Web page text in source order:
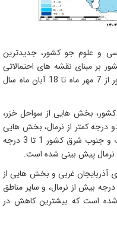
و علوم جو کشور، جدیدترین
بر مبنای نقشه های احتمالاتی
توسط پژوهشگاه هواشناسی و علوم جو کشور از 7 مهر ماه تا 18 آبان ماه سال
کشور، بخش ‌هایی از سواحل خزر،
درجه کمتر از نرمال، بخش‌ هایی
از استان‌ ها در زاگرس میانی تا جنوبی، جنوب و جنوب شرق کشور 1 تا 3 درجه
نرمال پیش‌ بینی شده است.
آذربایجان غربی و بخش‌ هایی از
آذربایجان شرقی و زاگرس شمالی بین 1 تا 2 درجه بیش از نرمال، و سایر مناطق
شده است که بیشترین کاهش در